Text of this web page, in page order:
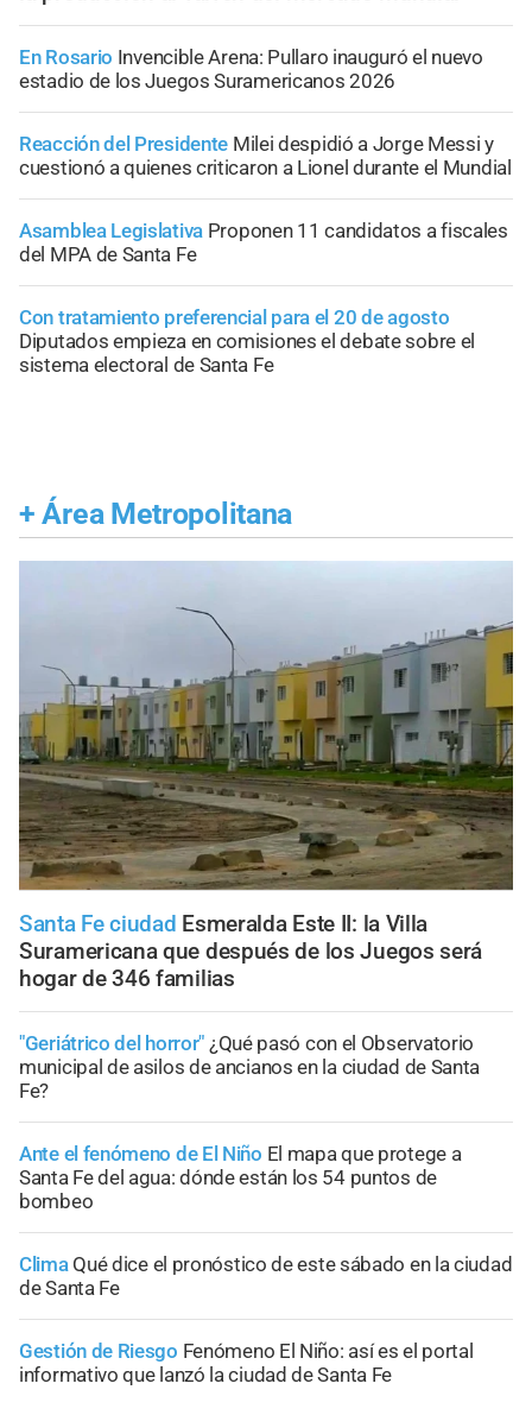
En Rosario Invencible Arena: Pullaro inauguró el nuevo
estadio de los Juegos Suramericanos 2026
Reacción del Presidente Milei despidió a Jorge Messi y
cuestionó a quienes criticaron a Lionel durante el Mundial
Asamblea Legislativa Proponen 11 candidatos a fiscales
del MPA de Santa Fe
Con tratamiento preferencial para el 20 de agosto
Diputados empieza en comisiones el debate sobre el
sistema electoral de Santa Fe
+ Área Metropolitana
Santa Fe ciudad Esmeralda Este II: la Villa
Suramericana que después de los Juegos será
hogar de 346 familias
"Geriátrico del horror" ¿Qué pasó con el Observatorio
municipal de asilos de ancianos en la ciudad de Santa
Fe?
Ante el fenómeno de El Niño El mapa que protege a
Santa Fe del agua: dónde están los 54 puntos de
bombeo
Clima Qué dice el pronóstico de este sábado en la ciudad
de Santa Fe
Gestión de Riesgo Fenómeno El Niño: así es el portal
informativo que lanzó la ciudad de Santa Fe